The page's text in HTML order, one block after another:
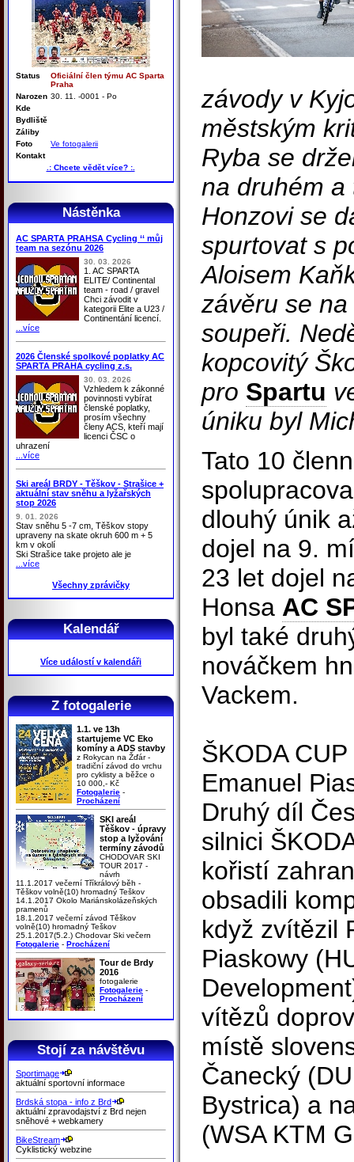
Status
Oficiální člen týmu AC Sparta
Praha
Narozen 30. 11. -0001 - Po
Kde
Bydliště
Záliby
Foto
Ve fotogalerii
Kontakt
.: Chcete vědět více? :.
Nástěnka
AC SPARTA PRAHSA Cycling ‘‘ můj
team na sezónu 2026
30. 03. 2026
1. AC SPARTA
ELITE/ Continental
team - road / gravel
Chci závodit v
kategorii Elite a U23 /
Continentání licencí.
...více
2026 Členské spolkové poplatky AC
SPARTA PRAHA cycling z.s.
30. 03. 2026
Vzhledem k zákonné
povinnosti vybírat
členské poplatky,
prosím všechny
členy ACS, kteří mají
licenci ČSC o
uhrazení
...více
Ski areál BRDY - Těškov - Strašice +
aktuální stav sněhu a lyžařských
stop 2026
9. 01. 2026
Stav sněhu 5 -7 cm, Těškov stopy
upraveny na skate okruh 600 m + 5
km v okolí
Ski Strašice take projeto ale je
...více
Všechny zprávičky
Kalendář
Více událostí v kalendáři
Z fotogalerie
1.1. ve 13h
startujeme VC Eko
komíny a ADS stavby
z Rokycan na Žďár -
tradiční závod do vrchu
pro cyklisty a běžce o
10 000,- Kč
Fotogalerie -
Procházení
SKI areál
Těškov - úpravy
stop a lyžování
termíny závodů
CHODOVAR SKI
TOUR 2017 -
návrh
11.1.2017 večerní Tříkrálový běh -
Těškov volně(10) hromadný Teškov
14.1.2017 Okolo Mariánskolázeňských
pramenů
18.1.2017 večerní závod Těškov
volně(10) hromadný Teškov
25.1.2017(5.2.) Chodovar Ski večern
Fotogalerie - Procházení
Tour de Brdy
2016
fotogalerie
Fotogalerie -
Procházení
Stojí za návštěvu
Sportimage
aktuální sportovní informace
Brdská stopa - info z Brd
aktuální zpravodajství z Brd nejen
sněhové + webkamery
BikeStream
Cyklistický webzine
závody v
městským
Ryba se
na druhém
Honzovi se
spurtovat s
Aloisem
závěru se
soupeři.
kopcovitý
pro Spartu
úniku byl
Tato 10
dlouhý únik
dojel na 9.
23 let dojel
Honsa AC
byl také
nováčkem
Vackem.
ŠKODA
Emanuel
Druhý díl
silnici
kořistí
obsadili
když zvítězil
Piaskowy
vítězů
místě
Čanecký
Bystrica) a
(WSA KTM